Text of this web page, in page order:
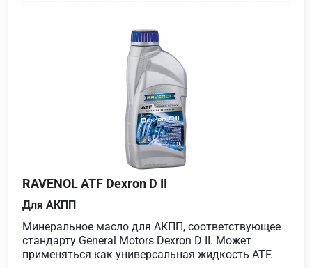
RAVENOL ATF Dexron D II
Для АКПП
Минеральное масло для АКПП, соответствующее
стандарту General Motors Dexron D II. Может
применяться как универсальная жидкость ATF.